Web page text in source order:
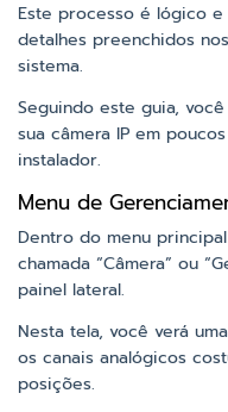
Este processo é lógico
detalhes preenchidos
sistema.
Seguindo este guia,
sua câmera IP em
instalador.
Menu de
Dentro do menu
chamada “Câmera” ou
painel lateral.
Nesta tela, você verá
os canais analógicos
posições.